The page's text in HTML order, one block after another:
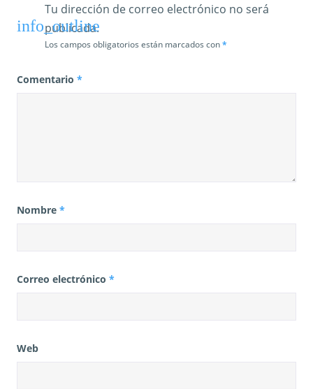
Tu dirección de correo electrónico no será
publicada.
Los campos obligatorios están marcados con*
Comentario *
Nombre *
Correo electrónico *
Web